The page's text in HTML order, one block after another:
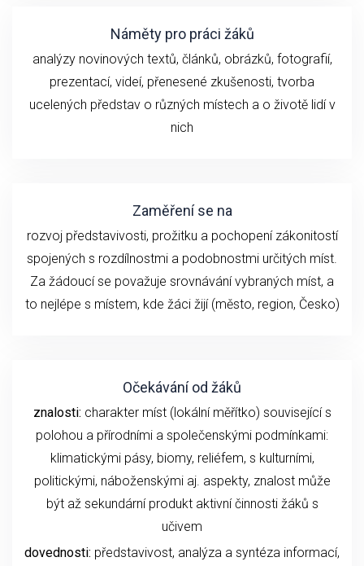
Náměty pro práci žáků
analýzy novinových textů, článků, obrázků, fotografií,
prezentací, videí, přenesené zkušenosti, tvorba
ucelených představ o různých místech a o životě lidí v
nich
Zaměření se na
rozvoj představivosti, prožitku a pochopení zákonitostí
spojených s rozdílnostmi a podobnostmi určitých míst.
Za žádoucí se považuje srovnávání vybraných míst, a
to nejlépe s místem, kde žáci žijí (město, region, Česko)
Očekávání od žáků
znalosti: charakter míst (lokální měřítko) související s
polohou a přírodními a společenskými podmínkami:
klimatickými pásy, biomy, reliéfem, s kulturními,
politickými, náboženskými aj. aspekty, znalost může
být až sekundární produkt aktivní činnosti žáků s
učivem
dovednosti: představivost, analýza a syntéza informací,